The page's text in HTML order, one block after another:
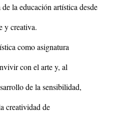
la educación artística desde
y creativa.
como asignatura
con el arte y, al
de la sensibilidad,
creatividad de